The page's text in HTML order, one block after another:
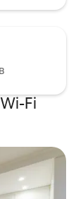
Fi